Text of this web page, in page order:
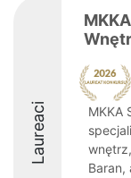
Laureaci
MKKA
Baran,